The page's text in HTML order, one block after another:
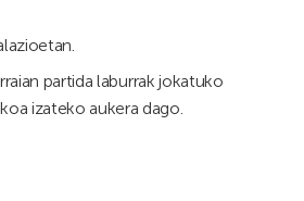
partida laburrak jokatuko
izateko aukera dago.